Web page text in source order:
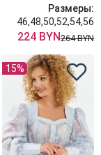
Размеры:
46,48,50,52,54,56
224 BYN264 BYN
15%